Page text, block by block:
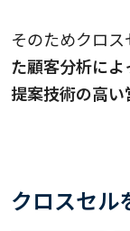
そのためクロス
た顧客分析によ
提案技術の高
クロスセル